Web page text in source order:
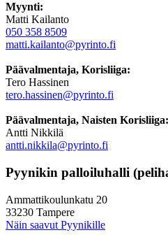
Myynti:
Matti Kailanto
050 358 8509
matti.kailanto@pyrinto.fi
Päävalmentaja, Korisliiga:
Tero Hassinen
tero.hassinen@pyrinto.fi
Päävalmentaja, Naisten Korisliiga:
Antti Nikkilä
antti.nikkila@pyrinto.fi
Pyynikin palloiluhalli
Ammattikoulunkatu 20
33230 Tampere
Näin saavut Pyynikille